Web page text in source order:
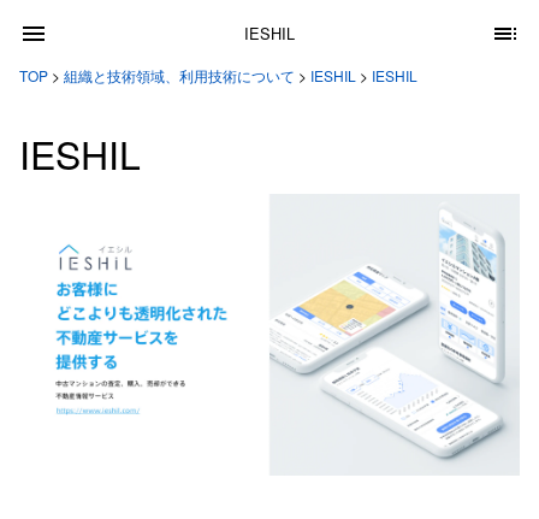
IESHIL
TOP > 組織と技術領域、利用技術について > IESHIL > IESHIL
IESHIL